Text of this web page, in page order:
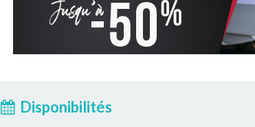
Disponibilités